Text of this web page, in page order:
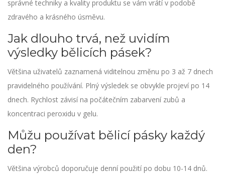
správné techniky a kvality produktu se vám vrátí v podobě
zdravého a krásného úsměvu.
Jak dlouho trvá, než uvidím
výsledky bělicích pásek?
Většina uživatelů zaznamená viditelnou změnu po 3 až 7 dnech
pravidelného používání. Plný výsledek se obvykle projeví po 14
dnech. Rychlost závisí na počátečním zabarvení zubů a
koncentraci peroxidu v gelu.
Můžu používat bělicí pásky každý
den?
Většina výrobců doporučuje denní použití po dobu 10-14 dnů.